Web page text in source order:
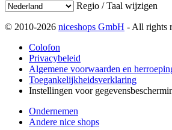
Regio / Taal wijzigen
© 2010-2026 niceshops GmbH - All rights
Colofon
Privacybeleid
Algemene voorwaarden en
Toegankelijkheidsverklaring
Instellingen voor
Ondernemen
Andere nice shops